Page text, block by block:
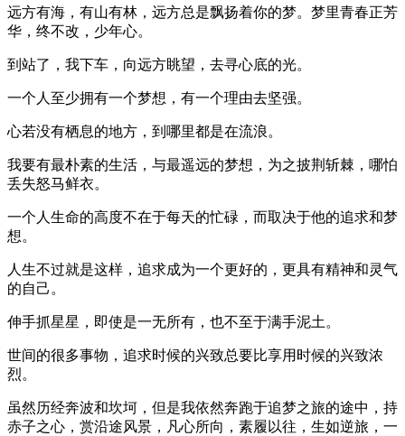
远方有海，有山有林，远方总是飘扬着你的梦。梦里青春正芳
华，终不改，少年心。
到站了，我下车，向远方眺望，去寻心底的光。
一个人至少拥有一个梦想，有一个理由去坚强。
心若没有栖息的地方，到哪里都是在流浪。
我要有最朴素的生活，与最遥远的梦想，为之披荆斩棘，哪怕
丢失怒马鲜衣。
一个人生命的高度不在于每天的忙碌，而取决于他的追求和梦
想。
人生不过就是这样，追求成为一个更好的，更具有精神和灵气
的自己。
伸手抓星星，即使是一无所有，也不至于满手泥土。
世间的很多事物，追求时候的兴致总要比享用时候的兴致浓
烈。
虽然历经奔波和坎坷，但是我依然奔跑于追梦之旅的途中，持
赤子之心，赏沿途风景，凡心所向，素履以往，生如逆旅，一